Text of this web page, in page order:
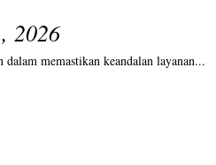
2026
memastikan keandalan layanan...